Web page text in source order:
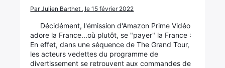
Par Julien Barthet , le 15 février 2022
Décidément, l'émission d'Amazon Prime Vidéo
adore la France...où plutôt, se "payer" la France :
En effet, dans une séquence de The Grand Tour,
les acteurs vedettes du programme de
divertissement se retrouvent aux commandes de